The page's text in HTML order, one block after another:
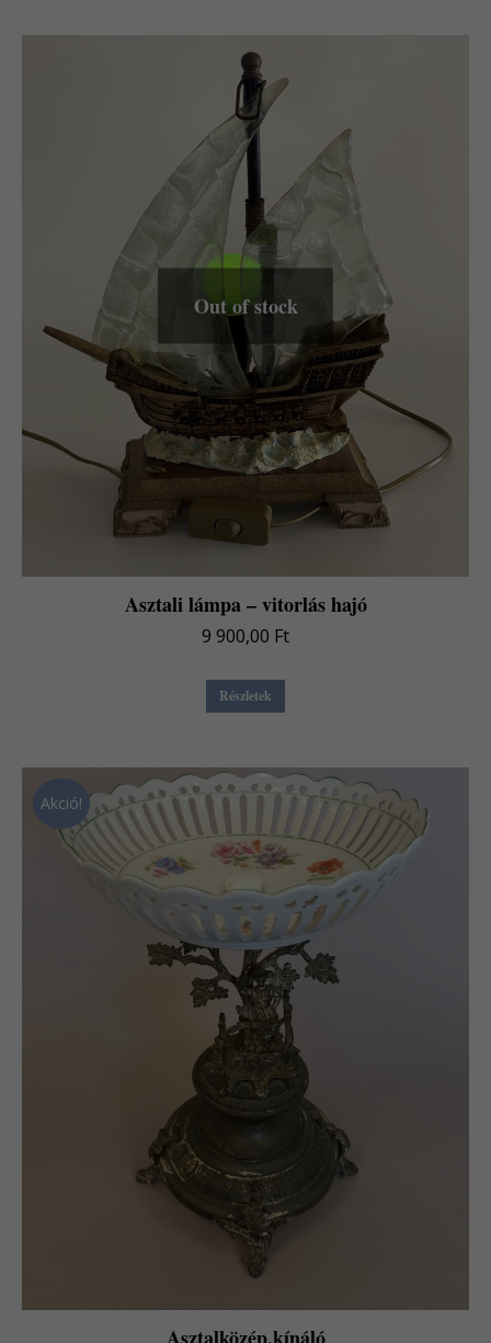
Out of stock
Asztali lámpa – vitorlás hajó
9 900,00 Ft
Részletek
Akció!
Asztalközép,kínáló